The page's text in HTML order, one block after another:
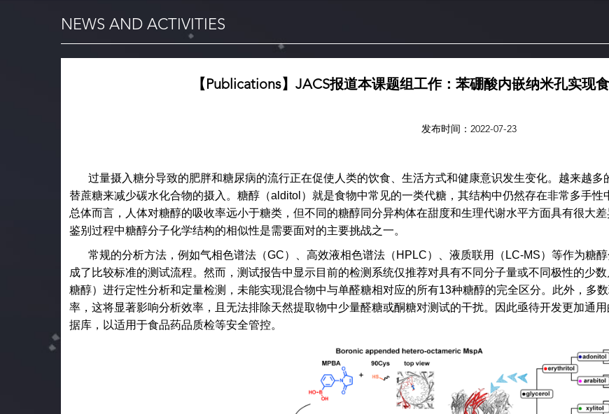
NEWS AND ACTIVITIES
【Publications】JACS报道本课题组工作：苯硼酸内嵌纳米孔实现
发布时间：2022-07-23
过量摄入糖分导致的肥胖和糖尿病的流行正在促使人类的饮食、生活方式和健康意识发生变化。越来越
替蔗糖来减少碳水化合物的摄入。糖醇（alditol ）就是食物中常见的一类代糖，其结构中仍然存在非常多手性
总体而言，人体对糖醇的吸收率远小于糖类，但不同的糖醇同分异构体在甜度和生理代谢水平方面具有很大
鉴别过程中糖醇分子化学结构的相似性是需要面对的主要挑战之一。
常规的分析方法，例如气相色谱法（GC）、高效液相色谱法（ HPLC）、液质联用（ LC-MS）等作为糖
成了比较标准的测试流程。然而，测试报告中显示目前的检测系统仅推荐对具有不同分子量或不同极性的少
糖醇）进行定性分析和定量检测，未能实现混合物中与单醛糖相对应的所有13种糖醇的完全区分。此外，多
率，这将显著影响分析效率，且无法排除天然提取物中少量醛糖或酮糖对测试的干扰。因此亟待开发更加通
据库，以适用于食品药品质检等安全管控。